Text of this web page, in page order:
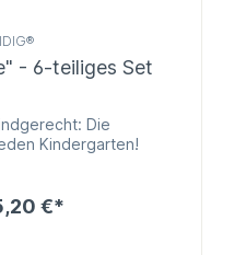
- 6-teiliges Set
Die
Kindergarten!
€*